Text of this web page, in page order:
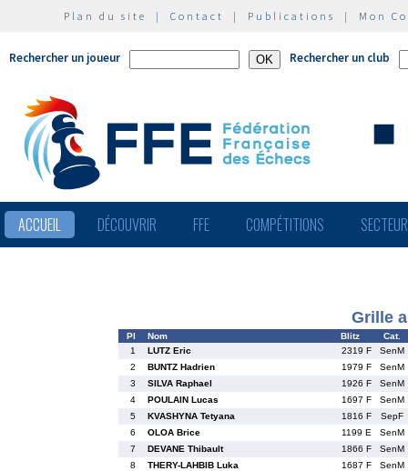
Plan du site | Contact | Publications | Mon
Rechercher un joueur Rechercher un club
ACCUEIL DÉCOUVRIR FFE COMPÉTITIONS
Grille
Pl Nom Blitz
Cat.
1
LUTZ Eric 2319 F
SenM
2
BUNTZ Hadrien 1979 F
SenM
3
SILVA Raphael 1926 F
SenM
4
POULAIN Lucas 1697 F
SenM
5
KVASHYNA Tetyana 1816 F
SepF
6
OLOA Brice 1199 E
SenM
7
DEVANE Thibault 1866 F
SenM
8
THERY-LAHBIB Luka 1687 F
SenM